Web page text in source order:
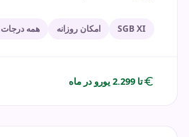
SGB XI امکان روزانه همه
euroتا 2.299 یورو در ماه